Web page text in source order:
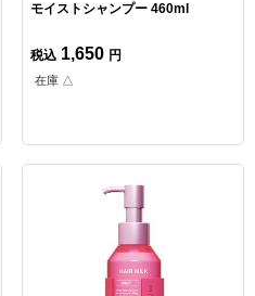
モイストシャンプー 460ml
税込 1,650 円
在庫 △